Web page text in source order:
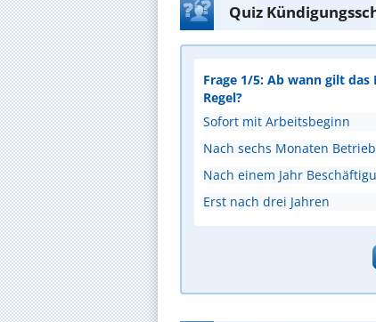
Quiz
Frage 1/5: Ab wann gilt
Regel?
Sofort mit Arbeitsbeginn
Nach sechs Monaten
Nach einem Jahr
Erst nach drei Jahren